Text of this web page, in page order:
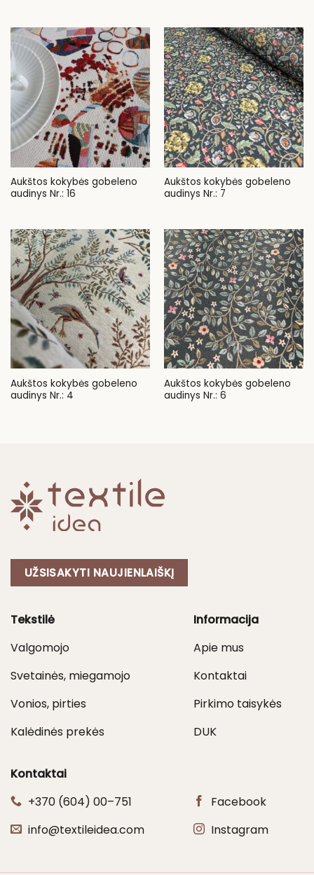
Aukštos kokybės gobeleno
audinys Nr.: 16
Aukštos kokybės gobeleno
audinys Nr.: 7
Aukštos kokybės gobeleno
audinys Nr.: 4
Aukštos kokybės gobeleno
audinys Nr.: 6
UŽSISAKYTI NAUJIENLAIŠKĮ
Tekstilė
Valgomojo
Svetainės, miegamojo
Vonios, pirties
Kalėdinės prekės
Informacija
Apie mus
Kontaktai
Pirkimo taisykės
DUK
Kontaktai
+370 (604) 00–751
info@textileidea.com
Facebook
Instagram